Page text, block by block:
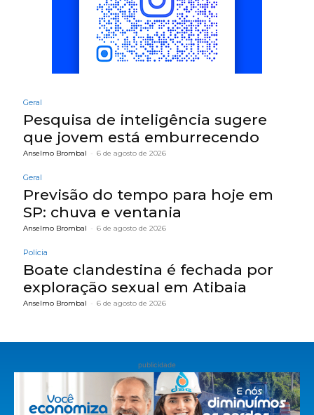
Geral
Pesquisa de inteligência sugere
que jovem está emburrecendo
Anselmo Brombal - 6 de agosto de 2026
Geral
Previsão do tempo para hoje em
SP: chuva e ventania
Anselmo Brombal - 6 de agosto de 2026
Polícia
Boate clandestina é fechada por
exploração sexual em Atibaia
Anselmo Brombal - 6 de agosto de 2026
publicidade